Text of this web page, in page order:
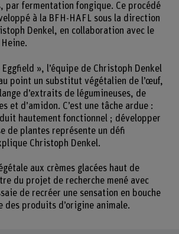
par fermentation fongique. Ce procédé
à la BFH-HAFL sous la direction
Denkel, en collaboration avec le
», l’équipe de Christoph Denkel
point un substitut végétalien de l’œuf,
d’extraits de légumineuses, de
et d’amidon. C’est une tâche ardue :
hautement fonctionnel ; développer
de plantes représente un défi
Christoph Denkel.
aux crèmes glacées haut de
du projet de recherche mené avec
de recréer une sensation en bouche
des produits d’origine animale.